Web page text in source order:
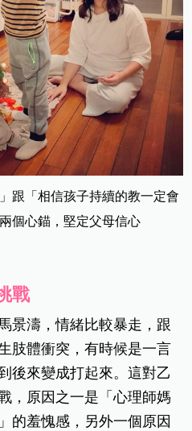
跟「相信孩子持續的教一定會
個心錨，堅定父母信心
戰
景濤，情緒比較暴走，跟
肢體衝突，有時候是一言
後來變成打起來。這對乙
，原因之一是「心理師媽
的羞愧感，另外一個原因